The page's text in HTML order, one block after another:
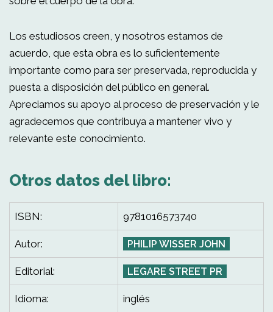
Los estudiosos creen, y nosotros estamos de
acuerdo, que esta obra es lo suficientemente
importante como para ser preservada, reproducida y
puesta a disposición del público en general.
Apreciamos su apoyo al proceso de preservación y le
agradecemos que contribuya a mantener vivo y
relevante este conocimiento.
Otros datos del libro:
ISBN: 9781016573740
Autor: PHILIP WISSER JOHN
Editorial: LEGARE STREET PR
Idioma: inglés